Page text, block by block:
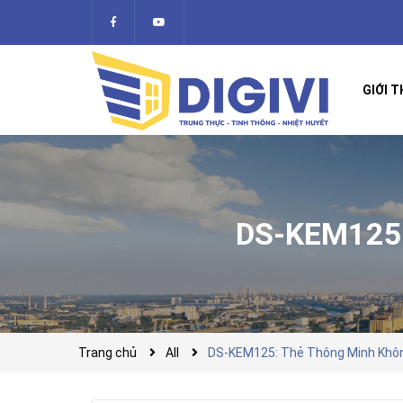
GIỚI
DS-
Trang chủ All DS-KEM125: Thẻ Thông Minh